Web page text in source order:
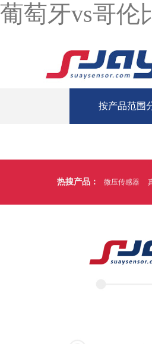
葡萄牙vs哥伦
按产品范围
热搜产品： 微压传感器